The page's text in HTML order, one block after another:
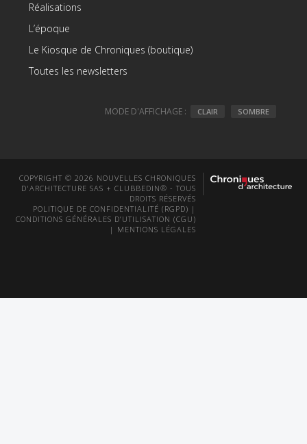
Réalisations
L’époque
Le Kiosque de Chroniques (boutique)
Toutes les newsletters
MODE D'AFFICHAGE : CLAIR SOMBRE
COPYRIGHT © 2026 NOUVELLES CHRONIQUES
D'ARCHITECTURE SAS + CLUBBEDIN® - TOUS
DROITS RÉSERVÉS
POLITIQUE DE CONFIDENTIALITÉ (RGPD) |
CONDITIONS GÉNÉRALES D’UTILISATION (CGU)
| MENTIONS LÉGALES